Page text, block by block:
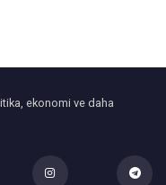
ekonomi ve daha